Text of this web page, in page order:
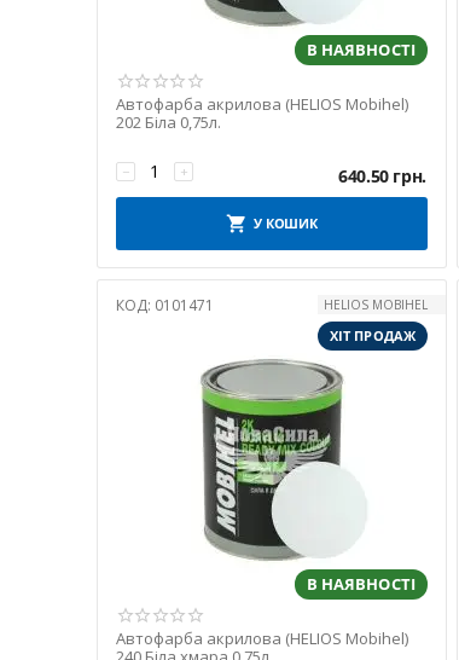
В НАЯВНОСТІ
Автофарба акрилова (HELIOS Mobihel)
202 Біла 0,75л.
+
− 640.50 грн.
У КОШИК
КОД: 0101471
HELIOS MOBIHEL
ХІТ ПРОДАЖ
В НАЯВНОСТІ
Автофарба акрилова (HELIOS Mobihel)